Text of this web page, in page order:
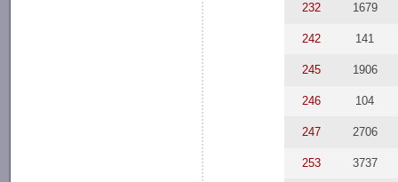
232 1679
242 141
245 1906
246 104
247 2706
253 3737